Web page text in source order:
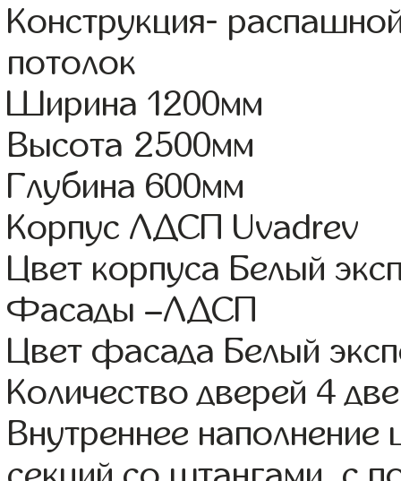
Конструкция-
потолок
Ширина 1200мм
Высота 2500мм
Глубина 600мм
Корпус ЛДСП Uvadrev
Цвет корпуса Белый
Фасады –ЛДСП
Цвет фасада Белый
Количество дверей 4
Внутреннее